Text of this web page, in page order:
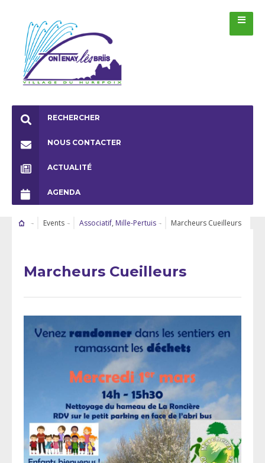
RECHERCHER
NOUS CONTACTER
ACTUALITÉ
AGENDA
Events Associatif, Mille-Pertuis Marcheurs Cueilleurs
Marcheurs Cueilleurs